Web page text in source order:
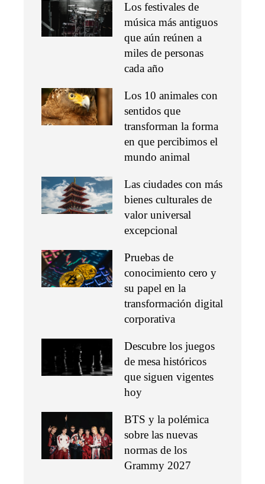
Los festivales de
música más antiguos
que aún reúnen a
miles de personas
cada año
Los 10 animales con
sentidos que
transforman la forma
en que percibimos el
mundo animal
Las ciudades con más
bienes culturales de
valor universal
excepcional
Pruebas de
conocimiento cero y
su papel en la
transformación digital
corporativa
Descubre los juegos
de mesa históricos
que siguen vigentes
hoy
BTS y la polémica
sobre las nuevas
normas de los
Grammy 2027